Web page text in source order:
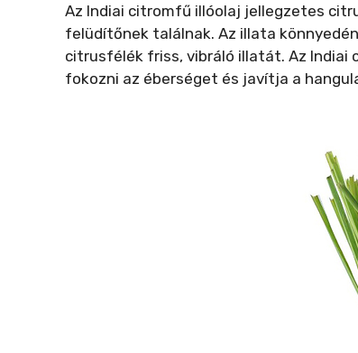
Az Indiai citromfű illóolaj jellegzetes
felüdítőnek találnak. Az illata
citrusfélék friss, vibráló illatát. Az Indiai
fokozni az éberséget és javítja a